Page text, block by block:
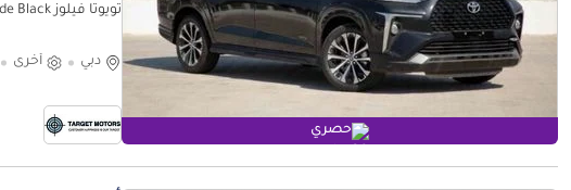
حصري
تويوتا فيلوز GX Toyota Veloz 2025 Toyota Veloz V 1.5 - Black inside Black
دبي أخرى